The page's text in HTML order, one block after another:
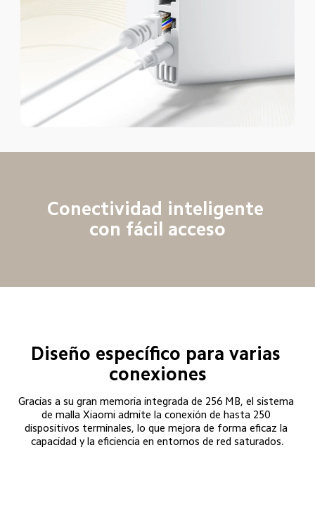
Conectividad inteligente
con fácil acceso
Diseño específico para varias
conexiones
Gracias a su gran memoria integrada de 256 MB, el sistema
de malla Xiaomi admite la conexión de hasta 250
dispositivos terminales, lo que mejora de forma eficaz la
capacidad y la eficiencia en entornos de red saturados.